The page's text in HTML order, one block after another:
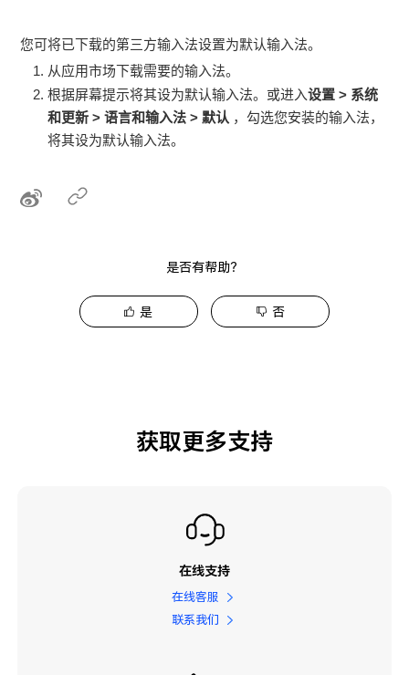
您可将已下载的第三方输入法设置为默认输入法。
从应用市场下载需要的输入法。
根据屏幕提示将其设为默认输入法。或进入设置 > 系统
和更新 >语言和输入法 > 默认 ，勾选您安装的输入法，
将其设为默认输入法。
是否有帮助？
是 否
获取更多支持
在线支持
在线客服
联系我们